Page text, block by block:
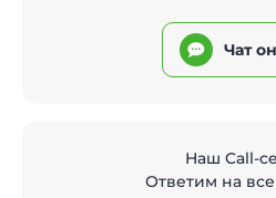
Чат
Наш Call-
Ответим на